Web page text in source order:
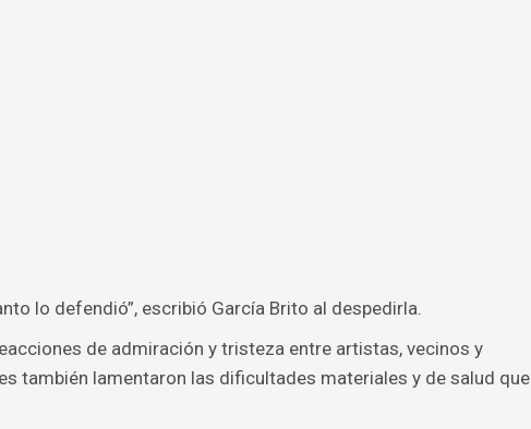
lo defendió”, escribió García Brito al despedirla.
de admiración y tristeza entre artistas, vecinos y
también lamentaron las dificultades materiales y de salud que